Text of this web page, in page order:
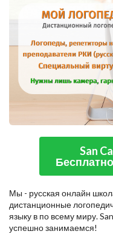
San
Мы - русская онлайн
дистанционные
языку в по всему миру.
успешно занимаемся!